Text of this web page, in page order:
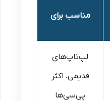
مناسب برای
لپ‌تاپ‌های
قدیمی، اکثر
پی‌سی‌ها